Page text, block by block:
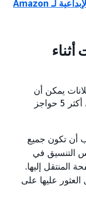
اطلب خدمات تصميمات الإعلانات الإبداعية لـ Amazon
يمكن أن
يساعدك في تجنب التأخير. فيما يلي أكثر 5 حواجز
أن تكون جميع
التنسيق في
المنتقل إليها.
عليها على